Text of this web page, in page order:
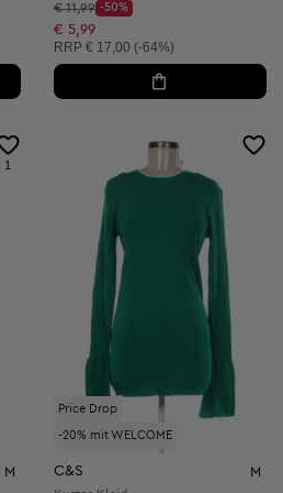
Startpreis:
€ 11,99
Discount Price:
-50%
Reduzierter Preis:
€ 5,99
Unverbindliche Preisempfehlung:
RRP € 17,00 (-64%)
1
M
Price Drop
-20% mit WELCOME
C&S M